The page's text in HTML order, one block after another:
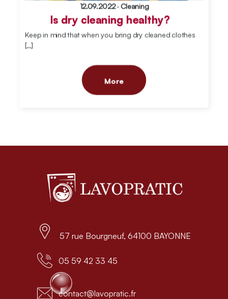
12.09.2022-Cleaning
Is dry cleaning healthy?
Keep in mind that when you bring dry cleaned clothes
[…]
More
57 rue Bourgneuf, 64100 BAYONNE
05 59 42 33 45
contact@lavopratic.fr